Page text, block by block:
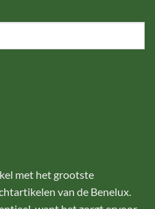
met het grootste
van de Benelux.